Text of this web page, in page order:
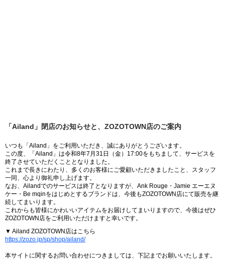
「Ailand」閉店のお知らせと、ZOZOTOWN店のご案内
いつも「Ailand」をご利用いただき、誠にありがとうございます。
この度、「Ailand」は令和8年7月31日（金）17:00をもちまして、サービスを
終了させていただくこととなりました。
これまで長きにわたり、多くのお客様にご愛顧いただきましたこと、スタッフ
一同、心より御礼申し上げます。
なお、Ailandでのサービスは終了となりますが、Ank Rouge・Jamie エーエヌ
ケー・Be mqinをはじめとするブランドは、今後もZOZOTOWN店にて販売を継
続してまいります。
これからも皆様にかわいいアイテムをお届けしてまいりますので、今後はぜひ
ZOZOTOWN店をご利用いただけますと幸いです。
▼ Ailand ZOZOTOWN店はこちら
https://zozo.jp/sp/shop/ailand/
本サイトに関するお問い合わせにつきましては、下記までお願いいたします。